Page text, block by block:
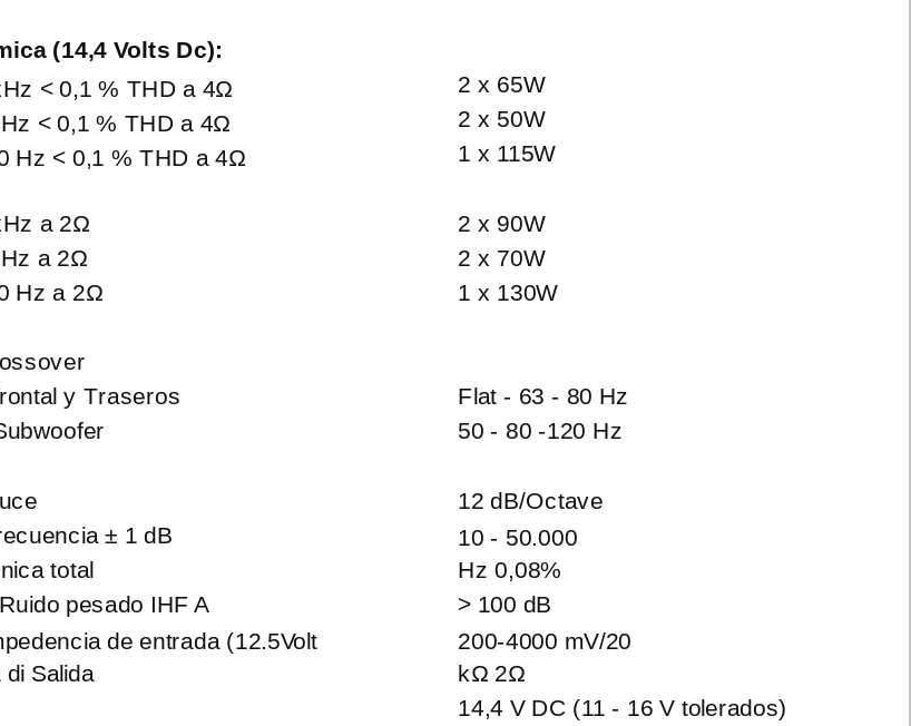
(14,4 Volts Dc):
< 0,1 % THD a 4Ω
< 0,1 % THD a 4Ω
Hz < 0,1 % THD a 4Ω
a 2Ω
a 2Ω
Hz a 2Ω
y Traseros
± 1 dB
total
pesado IHF A
de entrada (12.5Volt
Salida
2 x 65W
2 x 50W
1 x 115W
2 x 90W
2 x 70W
1 x 130W
Flat - 63 - 80 Hz
50 - 80 -120 Hz
12 dB/Octave
10 - 50.000
Hz 0,08%
> 100 dB
200-4000 mV/20
kΩ 2Ω
14,4 V DC (11 - 16 V tolerados)